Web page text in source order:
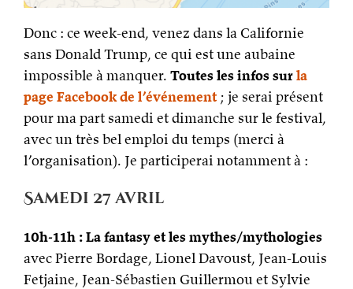
Donc : ce week-end, venez dans la Californie
sans Donald Trump, ce qui est une aubaine
impossible à manquer. Toutes les infos surla
page Facebook de l’événement ; je serai présent
pour ma part samedi et dimanche sur le festival,
avec un très bel emploi du temps (merci à
l’organisation). Je participerai notamment à :
Samedi 27 avril
10h-11h : La fantasy et les mythes/mythologies
avec Pierre Bordage, Lionel Davoust, Jean-Louis
Fetjaine, Jean-Sébastien Guillermou et Sylvie